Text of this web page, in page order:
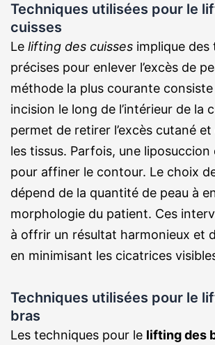
Techniques utilisées pour le
cuisses
Le lifting des cuissesimplique des
précises pour enlever l’excès de
méthode la plus courante consiste
incision le long de l’intérieur de la
permet de retirer l’excès cutané
les tissus. Parfois, une
pour affiner le contour. Le choix
dépend de la quantité de peau à
morphologie du patient. Ces
à offrir un résultat harmonieux et
en minimisant les cicatrices
Techniques utilisées pour le
bras
Les techniques pour le lifting des